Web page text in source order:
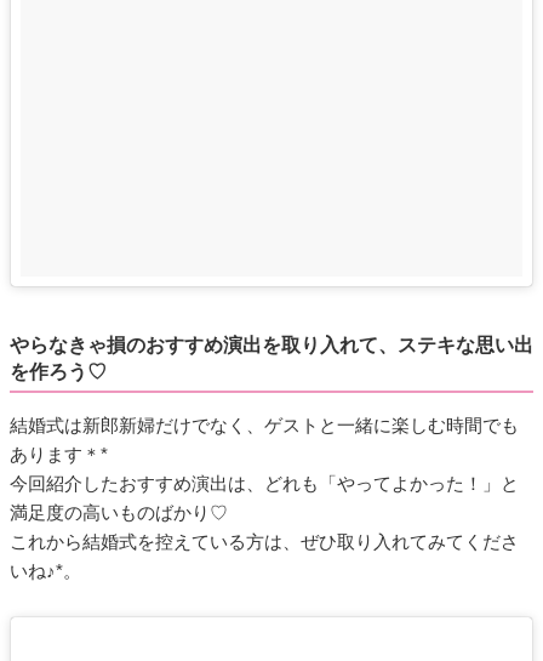
やらなきゃ損のおすすめ演出を取り入れて、ステキな思い出
を作ろう♡
結婚式は新郎新婦だけでなく、ゲストと一緒に楽しむ時間でも
あります＊*
今回紹介したおすすめ演出は、どれも「やってよかった！」と
満足度の高いものばかり♡
これから結婚式を控えている方は、ぜひ取り入れてみてくださ
いね♪*。